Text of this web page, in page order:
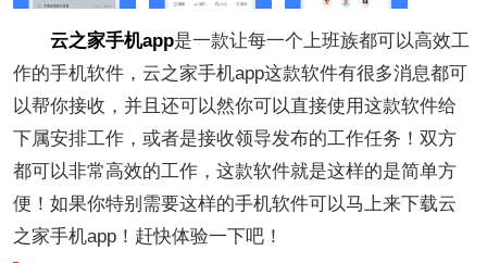
云之家手机app是一款让每一个上班族都可以高效工
作的手机软件，云之家手机app这款软件有很多消息都可
以帮你接收，并且还可以然你可以直接使用这款软件给
下属安排工作，或者是接收领导发布的工作任务！双方
都可以非常高效的工作，这款软件就是这样的是简单方
便！如果你特别需要这样的手机软件可以马上来下载云
之家手机app！赶快体验一下吧！